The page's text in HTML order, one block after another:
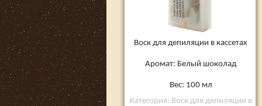
Воск для депиляции в кассетах
Аромат: Белый шоколад
Вес: 100 мл
Категория: Воск для депиляции в